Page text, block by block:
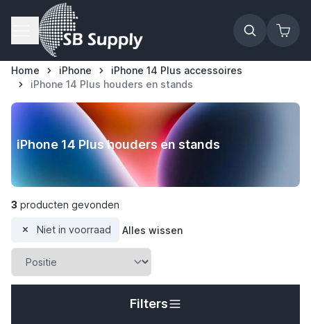
Ga naar de inhoud
Home iPhone
iPhone 14 Plus accessoires
iPhone 14 Plus houders en stands
iPhone 14 Plus houders en stands
3 producten gevonden
Niet in voorraad Alles wissen
Filters